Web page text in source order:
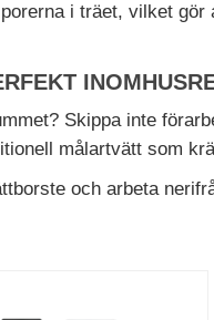
i träet, vilket
Skippa inte
målartvätt som
och arbeta